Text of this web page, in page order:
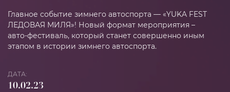
Главное событие зимнего автоспорта — «YUKA FEST
ЛЕДОВАЯ МИЛЯ»! Новый формат мероприятия –
авто-фестиваль, который станет совершенно иным
этапом в истории зимнего автоспорта.
ДАТА:
10.02.23